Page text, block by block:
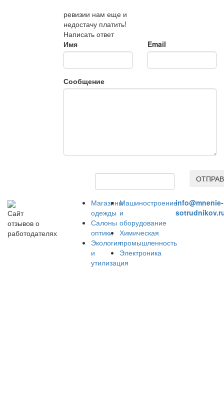
ревизии нам еще и
недостачу платить!
Написать ответ
Имя
Email
Сообщение
Сайт
отзывов о
работодателях
Магазины
одежды
Салоны
оптики
Экология
и
утилизация
Машиностроение
и
оборудование
Химическая
промышленность
Электроника
info@mnenie-